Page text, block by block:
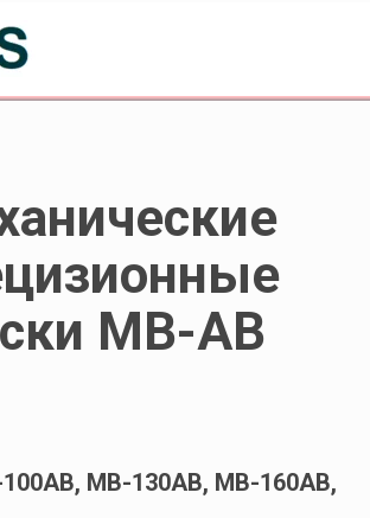
MB-AB
MB-130AB, MB-160AB,